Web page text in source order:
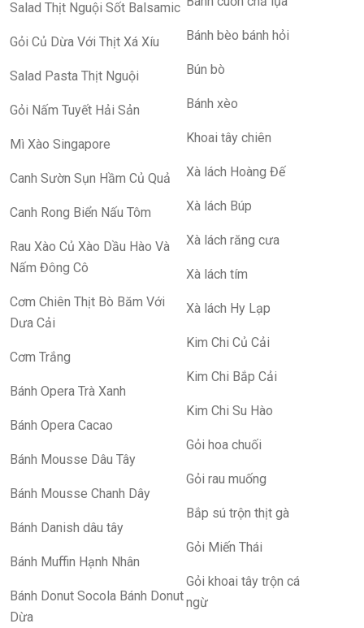
Salad Thịt Nguội Sốt Balsamic
Gỏi Củ Dừa Với Thịt Xá Xíu
Salad Pasta Thịt Nguội
Gỏi Nấm Tuyết Hải Sản
Mì Xào Singapore
Canh Sườn Sụn Hầm Củ Quả
Canh Rong Biển Nấu Tôm
Rau Xào Củ Xào Dầu Hào Và
Nấm Đông Cô
Cơm Chiên Thịt Bò Băm Với
Dưa Cải
Cơm Trắng
Bánh Opera Trà Xanh
Bánh Opera Cacao
Bánh Mousse Dâu Tây
Bánh Mousse Chanh Dây
Bánh Danish dâu tây
Bánh Muffin Hạnh Nhân
Bánh Donut Socola Bánh Donut
Dừa
Bánh bèo bánh hỏi
Bún bò
Bánh xèo
Khoai tây chiên
Xà lách Hoàng Đế
Xà lách Búp
Xà lách răng cưa
Xà lách tím
Xà lách Hy Lạp
Kim Chi Củ Cải
Kim Chi Bắp Cải
Kim Chi Su Hào
Gỏi hoa chuối
Gỏi rau muống
Bắp sú trộn thịt gà
Gỏi Miến Thái
Gỏi khoai tây trộn cá
ngừ